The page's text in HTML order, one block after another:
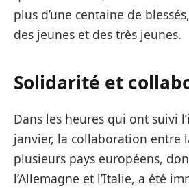
plus d’une centaine de
des jeunes et des très jeunes.
Solidarité et
Dans les heures qui ont suivi
janvier, la collaboration entre
plusieurs pays européens,
l’Allemagne et l’Italie, a été